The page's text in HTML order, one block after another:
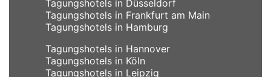
Tagungshotels in Düsseldorf
Tagungshotels in Frankfurt am Main
Tagungshotels in Hamburg
Tagungshotels in Hannover
Tagungshotels in Köln
Tagungshotels in Leipzig